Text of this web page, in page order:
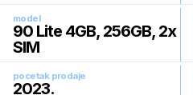
model
90 Lite 4GB, 256GB, 2x
SIM
pocetak prodaje
2023.